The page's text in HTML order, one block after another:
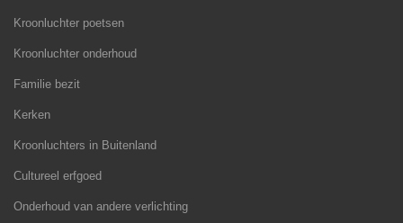
Kroonluchter poetsen
Kroonluchter onderhoud
Familie bezit
Kerken
Kroonluchters in Buitenland
Cultureel erfgoed
Onderhoud van andere verlichting